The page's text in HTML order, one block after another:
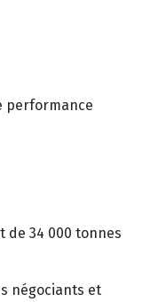
performance
de 34 000 tonnes
négociants et